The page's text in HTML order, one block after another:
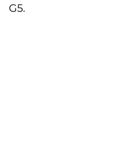
G5.